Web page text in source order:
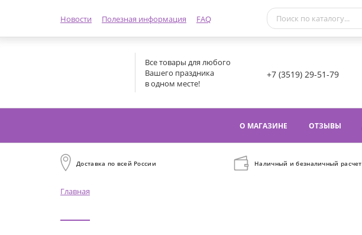
Новости Полезная информация FAQ
Все товары для любого
Вашего праздника
в одном месте!
+7 (3519) 29-51-79
О МАГАЗИНЕ ОТЗЫВЫ
Доставка по всей России Наличный и безналичный расчет
Главная